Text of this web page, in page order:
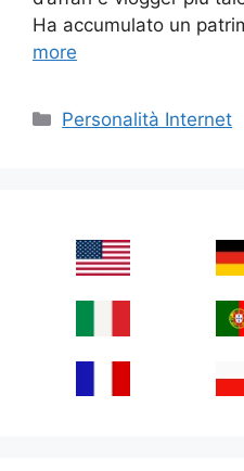
Ha accumulato un
more
Categories
Personalità Internet